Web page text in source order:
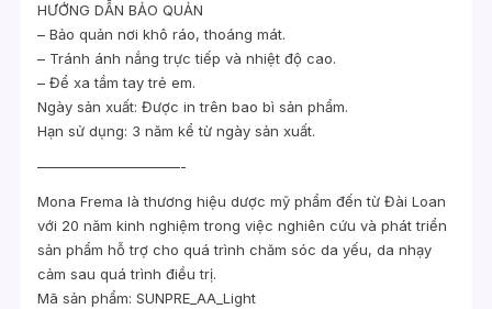
HƯỚNG DẪN BẢO QUẢN
– Bảo quản nơi khô ráo, thoáng mát.
– Tránh ánh nắng trực tiếp và nhiệt độ cao.
– Để xa tầm tay trẻ em.
Ngày sản xuất: Được in trên bao bì sản phẩm.
Hạn sử dụng: 3 năm kể từ ngày sản xuất.
——————————-
Mona Frema là thương hiệu dược mỹ phẩm đến từ Đài Loan
với 20 năm kinh nghiệm trong việc nghiên cứu và phát triển
sản phẩm hỗ trợ cho quá trình chăm sóc da yếu, da nhạy
cảm sau quá trình điều trị.
Mã sản phẩm: SUNPRE_AA_Light